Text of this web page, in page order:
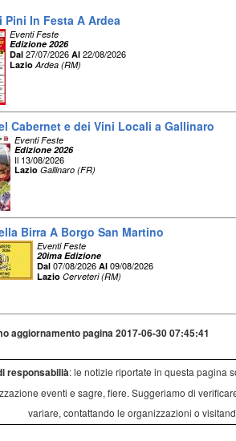
Pini In Festa A Ardea
Eventi Feste
Edizione 2026
Dal 27/07/2026 Al 22/08/2026
Lazio Ardea (RM)
Cabernet e dei Vini Locali a Gallinaro
Eventi Feste
Edizione 2026
Il 13/08/2026
Lazio Gallinaro (FR)
Birra A Borgo San Martino
Eventi Feste
20ima Edizione
Dal 07/08/2026 Al 09/08/2026
Lazio Cerveteri (RM)
aggiornamento pagina 2017-06-30 07:45:41
responsabilià: le notizie riportate in questa pagina
eventi e sagre, fiere. Suggeriamo di
variare, contattando le organizzazioni o